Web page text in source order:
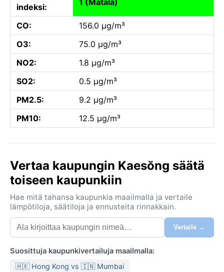
indeksi:
CO:
156.0 µg/m³
O3:
75.0 µg/m³
NO2:
1.8 µg/m³
SO2:
0.5 µg/m³
PM2.5:
9.2 µg/m³
PM10:
12.5 µg/m³
Vertaa kaupungin Kaesŏng säätä
toiseen kaupunkiin
Hae mitä tahansa kaupunkia maailmalla ja vertaile
lämpötiloja, säätiloja ja ennusteita rinnakkain.
Vertaile →
Suosittuja kaupunkivertailuja maailmalla:
🇭🇰 Hong Kong vs 🇮🇳 Mumbai